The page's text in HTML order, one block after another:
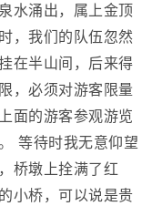
水涌出，属上金顶
，我们的队伍忽然
在半山间，后来得
，必须对游客限量
面的游客参观游览
等待时我无意仰望
桥墩上拴满了红
小桥，可以说是贵